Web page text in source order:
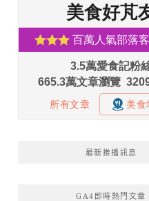
最新推播訊息
GA4即時熱門文章